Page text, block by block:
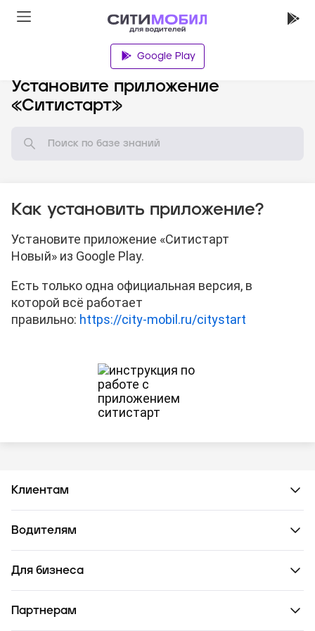
Google Play
Установите приложение
«Ситистарт»
Как установить приложение?
Установите приложение «Ситистарт
Новый» из Google Play.
Есть только одна официальная версия, в
которой всё работает
правильно: https://city-mobil.ru/citystart
Клиентам
Водителям
Для бизнеса
Партнерам